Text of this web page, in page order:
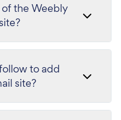
the Weebly
to add
site?